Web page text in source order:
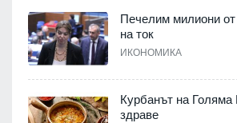
Печелим милиони от
на ток
ИКОНОМИКА
Курбанът на Голяма
здраве